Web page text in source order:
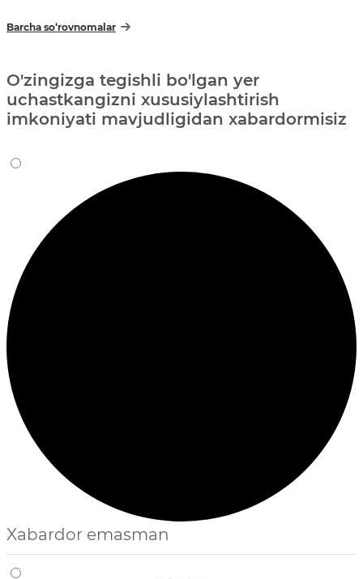
Barcha so‘rovnomalar
O'zingizga tegishli bo'lgan yer
uchastkangizni xususiylashtirish
imkoniyati mavjudligidan xabardormisiz
Xabardor emasman